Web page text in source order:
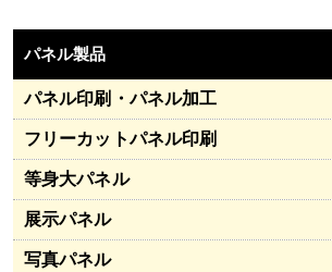
パネル製品
パネル印刷・パネル加工
フリーカットパネル印刷
等身大パネル
展示パネル
写真パネル